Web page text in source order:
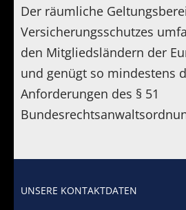
Der räumliche
Versicherungsschutzes
den Mitgliedsländern der
und genügt so mindestens
Anforderungen des § 51
UNSERE KONTAKTDATEN